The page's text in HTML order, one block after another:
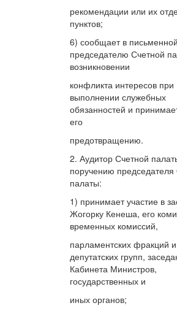
рекомендации или их
пунктов;
6) сообщает в
председателю Счетной
возникновении
конфликта интересов при
выполнении служебных
обязанностей и
его
предотвращению.
2. Аудитор Счетной
поручению председателя
палаты:
1) принимает участие в
Жогорку Кенеша, его
временных комиссий,
парламентских фракций и
депутатских групп,
Кабинета Министров,
государственных и
иных органов;